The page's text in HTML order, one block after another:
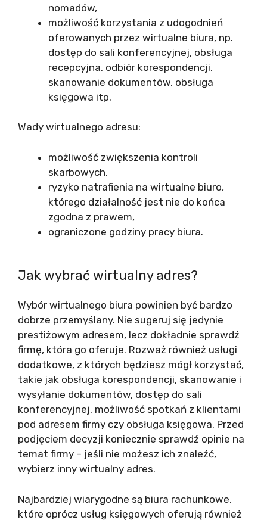
nomadów,
możliwość korzystania z udogodnień
oferowanych przez wirtualne biura, np.
dostęp do sali konferencyjnej, obsługa
recepcyjna, odbiór korespondencji,
skanowanie dokumentów, obsługa
księgowa itp.
Wady wirtualnego adresu:
możliwość zwiększenia kontroli
skarbowych,
ryzyko natrafienia na wirtualne biuro,
którego działalność jest nie do końca
zgodna z prawem,
ograniczone godziny pracy biura.
Jak wybrać wirtualny adres?
Wybór wirtualnego biura powinien być bardzo
dobrze przemyślany. Nie sugeruj się jedynie
prestiżowym adresem, lecz dokładnie sprawdź
firmę, która go oferuje. Rozważ również usługi
dodatkowe, z których będziesz mógł korzystać,
takie jak obsługa korespondencji, skanowanie i
wysyłanie dokumentów, dostęp do sali
konferencyjnej, możliwość spotkań z klientami
pod adresem firmy czy obsługa księgowa. Przed
podjęciem decyzji koniecznie sprawdź opinie na
temat firmy – jeśli nie możesz ich znaleźć,
wybierz inny wirtualny adres.
Najbardziej wiarygodne są biura rachunkowe,
które oprócz usług księgowych oferują również